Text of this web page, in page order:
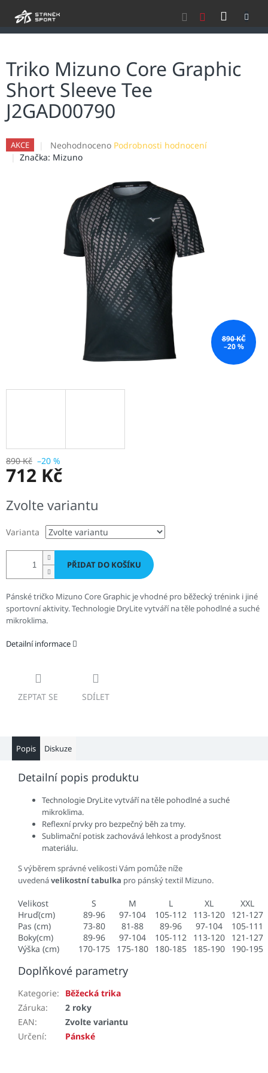
Triko Mizuno Core Graphic
Short Sleeve Tee
J2GAD00790
AKCE
Průměrné
hodnocení
hvězdiček.
Neohodnoceno Podrobnosti hodnocení
Značka: Mizuno
890 KČ
–20 %
890 Kč –20 %
712 Kč
cena:
Zvolte variantu
Varianta
PŘIDAT DO KOŠÍKU
Pánské tričko Mizuno Core Graphic je vhodné pro běžecký trénink i jiné
sportovní aktivity.Technologie DryLite vytváří na těle pohodlné a suché
mikroklima.
Detailní informace
ZEPTAT SE SDÍLET
Popis Diskuze
Detailní popis produktu
Technologie DryLite vytváří na těle pohodlné a suché
mikroklima.
Reflexní prvky pro bezpečný běh za tmy.
Sublimační potisk zachovává lehkost a prodyšnost
materiálu.
S výběrem správné velikosti Vám pomůže níže
uvedenávelikostní tabulka pro pánský textil Mizuno.
Velikost S M L XL
XXL
Hruď(cm)
89-96 97-104 105-112 113-120
121-127
Pas (cm)
73-80 81-88 89-96 97-104
105-111
Boky(cm)
89-96 97-104 105-112 113-120
121-127
Výška (cm)
170-175 175-180 180-185 185-190 190-195
Doplňkové parametry
Kategorie:
Běžecká trika
Záruka:
2 roky
EAN:
Zvolte variantu
Určení: Pánské